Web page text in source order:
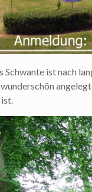
Schwante ist nach